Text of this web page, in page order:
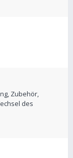
Zubehör,
des